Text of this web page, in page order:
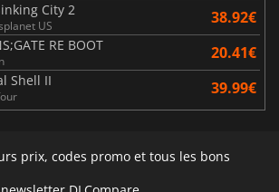
City 2
US 38.92€
RE BOOT 20.41€
Shell II 39.99€
prix, codes promo et tous les bons